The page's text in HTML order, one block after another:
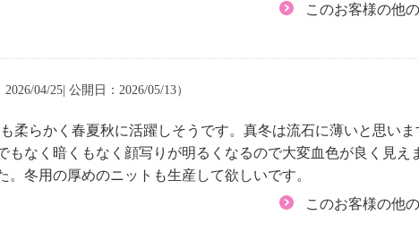
このお客様の他
04/25| 公開日：2026/05/13）
柔らかく春夏秋に活躍しそうです。真冬は流石に薄いと思い
なく暗くもなく顔写りが明るくなるので大変血色が良く見え
冬用の厚めのニットも生産して欲しいです。
このお客様の他